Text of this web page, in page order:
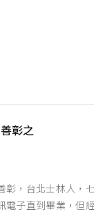
彰之
彰，台北士林人，
電子直到畢業，但